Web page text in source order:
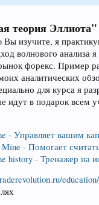
теория Эллиота"
изучите, я
волнового анализа
форекс. Пример
аналитических
для курса я
идут в подарок всем
- Управляет вашим
- Помогает
history - Тренажер на
education/